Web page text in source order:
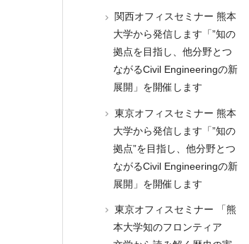
関西オフィスセミナー 熊本
大学から発信します「”知の
拠点を目指し、他分野とつ
ながるCivil Engineeringの新
展開」を開催します
東京オフィスセミナー 熊本
大学から発信します「”知の
拠点”を目指し、他分野とつ
ながるCivil Engineeringの新
展開」を開催します
東京オフィスセミナー 「熊
本大学知のフロンティア